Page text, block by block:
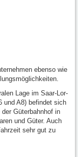
ebenso wie
Lage im Saar-Lor-
und A8) befindet sich
Güterbahnhof in
und Güter. Auch
sehr gut zu